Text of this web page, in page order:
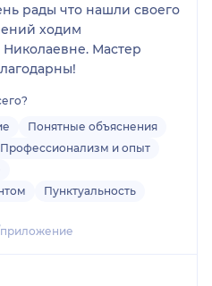
рады что нашли своего
ходим
Мастер
Понятные объяснения
Профессионализм и опыт
Пунктуальность
приложение